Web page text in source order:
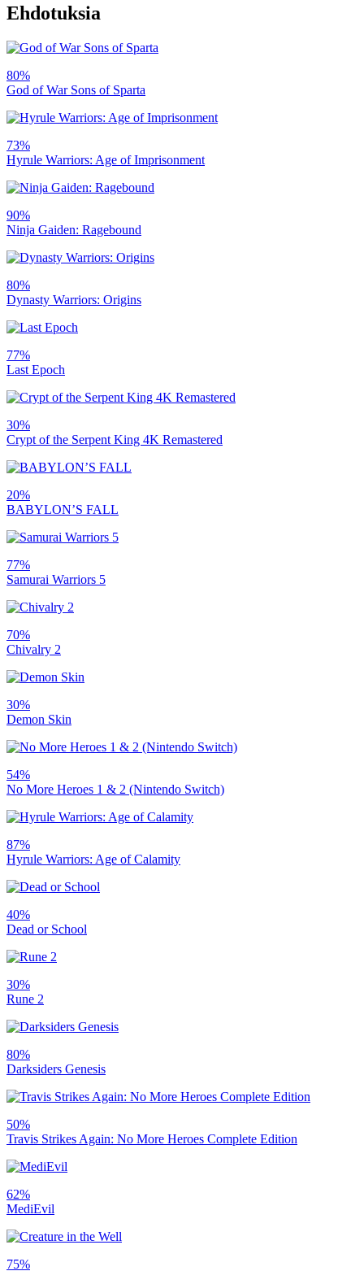
Ehdotuksia
80%
God of War Sons of Sparta
73%
Hyrule Warriors: Age of Imprisonment
90%
Ninja Gaiden: Ragebound
80%
Dynasty Warriors: Origins
77%
Last Epoch
30%
Crypt of the Serpent King 4K Remastered
20%
BABYLON’S FALL
77%
Samurai Warriors 5
70%
Chivalry 2
30%
Demon Skin
54%
No More Heroes 1 & 2 (Nintendo Switch)
87%
Hyrule Warriors: Age of Calamity
40%
Dead or School
30%
Rune 2
80%
Darksiders Genesis
50%
Travis Strikes Again: No More Heroes Complete Edition
62%
MediEvil
75%